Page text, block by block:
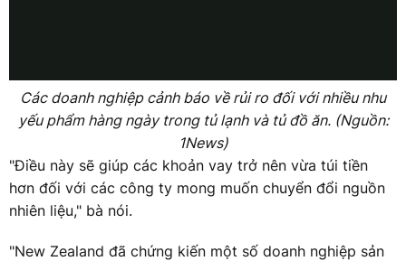
Các doanh nghiệp cảnh báo về rủi ro đối với nhiều nhu
yếu phẩm hàng ngày trong tủ lạnh và tủ đồ ăn. (Nguồn:
1News)
"Điều này sẽ giúp các khoản vay trở nên vừa túi tiền
hơn đối với các công ty mong muốn chuyển đổi nguồn
nhiên liệu," bà nói.
"New Zealand đã chứng kiến một số doanh nghiệp sản